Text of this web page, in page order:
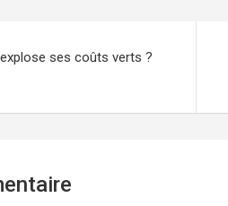
ses coûts verts ?